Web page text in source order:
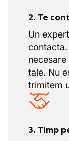
2. Te
Un
tale. Nu
trimitem
3. Timp